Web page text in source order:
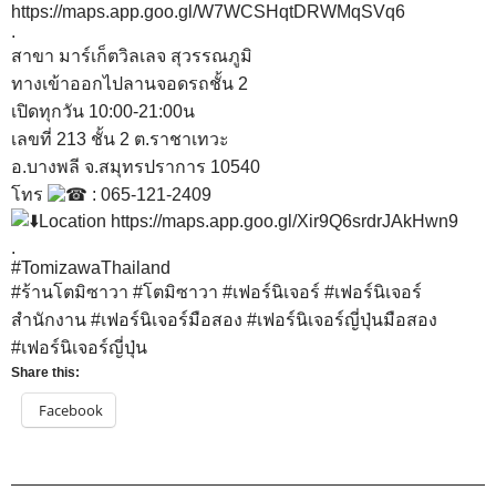
https://maps.app.goo.gl/W7WCSHqtDRWMqSVq6
.
สาขา มาร์เก็ตวิลเลจ สุวรรณภูมิ
ทางเข้าออกไปลานจอดรถชั้น 2
เปิดทุกวัน 10:00-21:00น
เลขที่ 213 ชั้น 2 ต.ราชาเทวะ
อ.บางพลี จ.สมุทรปราการ 10540
โทร
: 065-121-2409
Location https://maps.app.goo.gl/Xir9Q6srdrJAkHwn9
.
#TomizawaThailand
#ร้านโตมิซาวา #โตมิซาวา #เฟอร์นิเจอร์ #เฟอร์นิเจอร์
สำนักงาน #เฟอร์นิเจอร์มือสอง #เฟอร์นิเจอร์ญี่ปุ่นมือสอง
#เฟอร์นิเจอร์ญี่ปุ่น
Share this:
Facebook